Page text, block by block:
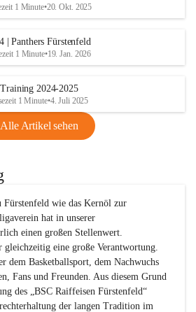
1 Minute•20. Okt. 2025
| Panthers Fürstenfeld
1 Minute•19. Jan. 2026
Training 2024-2025
1 Minute•4. Juli 2025
Alle Artikel sehen
Fürstenfeld wie das Kernöl zur
hat in unserer
einen großen Stellenwert.
gleichzeitig eine große Verantwortung.
dem Basketballsport, dem Nachwuchs
Fans und Freunden. Aus diesem Grund
des „BSC Raiffeisen Fürstenfeld“
der langen Tradition im